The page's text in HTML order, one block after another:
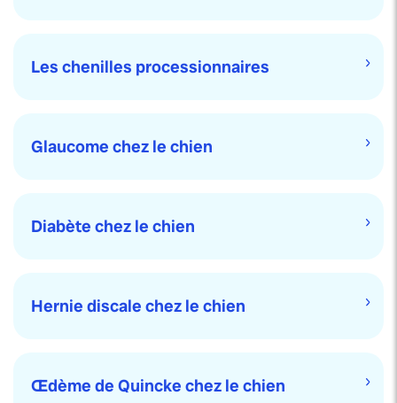
Les chenilles processionnaires
Glaucome chez le chien
Diabète chez le chien
Hernie discale chez le chien
Œdème de Quincke chez le chien